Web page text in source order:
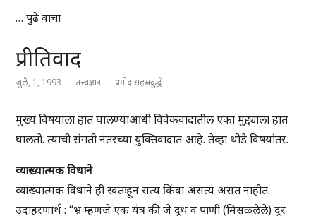
…पुढे वाचा
प्रीतिवाद
जुलै, 1, 1993 तत्त्वज्ञान प्रमोद सहस्रबुद्धे
मुख्य विषयाला हात घालण्याआधी विवेकवादातील एका मुद्द्याला हात
घालतो. त्याची संगती नंतरच्या युक्तिवादात आहे. तेव्हा थोडे विषयांतर.
व्याख्यात्मक विधाने
व्याख्यात्मक विधाने ही स्वतःहून सत्य किंवा असत्य असत नाहीत.
उदाहरणार्थ : “भ्र म्हणजे एक यंत्र की जे दूध व पाणी (मिसळलेले) दूर